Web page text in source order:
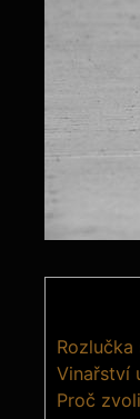
Vinařství
Proč